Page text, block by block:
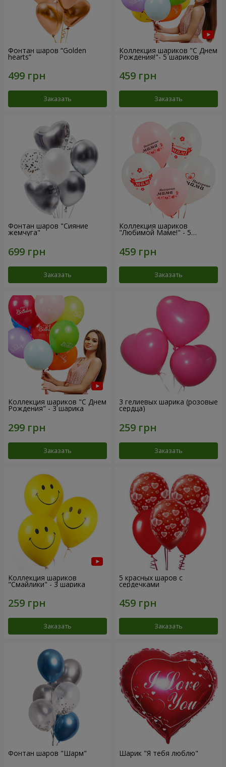
Фонтан шаров “Golden
hearts”
Заказать
Коллекция шариков "С Днем
Рождения!"- 5 шариков
Заказать
Фонтан шаров "Сияние
жемчуга"
Заказать
Коллекция шариков
"Любимой Маме!" - 5
Заказать
Коллекция шариков "С Днем
Рождения" - 3 шарика
Заказать
3 гелиевых шарика (розовые
сердца)
Заказать
Коллекция шариков
"Смайлики" - 3 шарика
Заказать
5 красных шаров с
сердечками
Заказать
Фонтан шаров "Шарм" Шарик "Я тебя люблю"